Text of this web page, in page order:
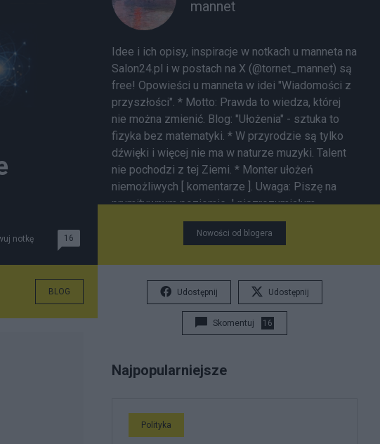
notkę 16
BLOG
mannet
Idee i ich opisy, inspiracje w notkach u manneta na
Salon24.pl i w postach na X (@tornet_mannet) są
free! Opowieści u manneta w idei "Wiadomości z
przyszłości". * Motto: Prawda to wiedza, której
nie można zmienić. Blog: "Ułożenia" - sztuka to
fizyka bez matematyki. * W przyrodzie są tylko
dźwięki i więcej nie ma w naturze muzyki. Talent
nie pochodzi z tej Ziemi. * Monter ułożeń
niemożliwych [ komentarze ]. Uwaga: Piszę na
prymitywnym poziomie. I niezrozumiałym
językiem wg komentatorów. Nie nadążam za AI.
Banuję nickname piszący swoje negatywne opinie
Nowości od blogera
Udostępnij Udostępnij
Skomentuj 16
Najpopularniejsze
Polityka